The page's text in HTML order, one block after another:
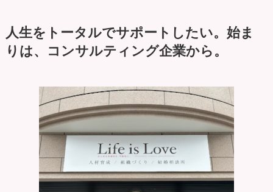
人生をトータルでサポートしたい。始ま
りは、コンサルティング企業から。